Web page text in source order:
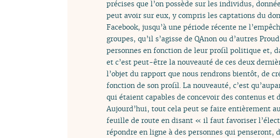
précises que l’on possède sur les individus,
peut avoir sur eux, y compris les captations du
Facebook, jusqu’à une période récente ne
groupes, qu’il s’agisse de QAnon ou d’autres
personnes en fonction de leur profil politique et,
et c’est peut-être la nouveauté de ces deux
l’objet du rapport que nous rendrons bientôt, de
fonction de son profil. La nouveauté, c’est
qui étaient capables de concevoir des contenus
Aujourd’hui, tout cela peut se faire entièrement
feuille de route en disant « il faut favoriser
répondre en ligne à des personnes qui